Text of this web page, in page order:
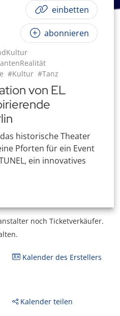
einbetten
abonnieren
#Kultur #Tanz
von EL
historische Theater
Pforten für ein Event
ein innovatives
noch Ticketverkäufer.
Kalender des Erstellers
Kalender teilen